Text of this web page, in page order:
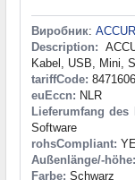
Виробник:
Description:
Kabel, USB, Mini,
tariffCode:
euEccn: NLR
Lieferumfang
Software
rohsCompliant:
Außenlänge/-höhe:
Farbe: Schwarz